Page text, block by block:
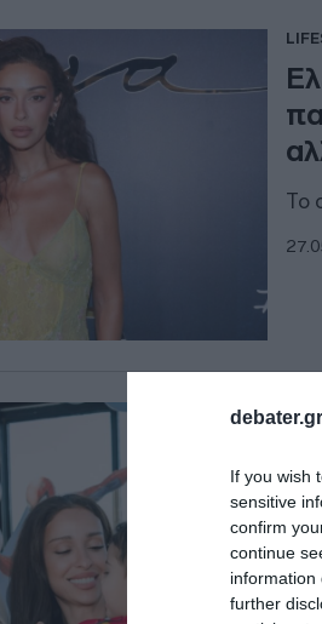
If you wish
sensitive
confirm
continue
information
further
Το
Ο